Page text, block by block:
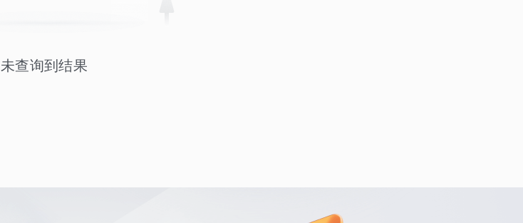
未查询到结果